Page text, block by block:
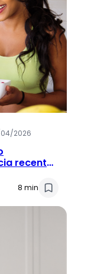
2026
recente
8 min